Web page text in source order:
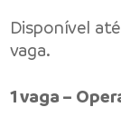
Disponível
vaga.
1 vaga –